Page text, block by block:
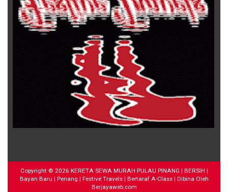
Copyright © 2026 KERETA SEWA MURAH PULAU PINANG | BERSIH |
Bayan Baru | Penang | Festive Travels | Bertaraf A-Class| Dibina Oleh
Berjayaweb.com